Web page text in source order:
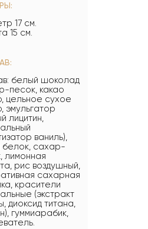
17 см.
15 см.
белый шоколад
песок, какао
цельное сухое
эмульгатор
лицитин,
ваниль),
белок, сахар-
лимонная
рис воздушный,
сахарная
красители
(экстракт
диоксид титана,
гуммиарабик,